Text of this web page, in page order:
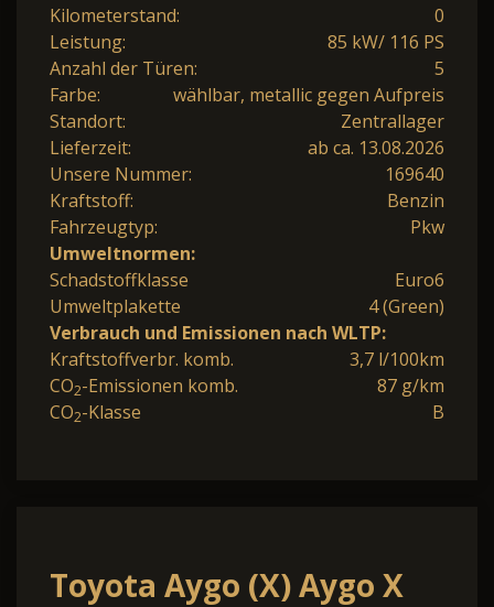
Kilometerstand:
0
Leistung:
85 kW/ 116 PS
Anzahl der Türen:
5
Farbe:
wählbar, metallic gegen Aufpreis
Standort:
Zentrallager
Lieferzeit:
ab ca. 13.08.2026
Unsere Nummer:
169640
Kraftstoff:
Benzin
Fahrzeugtyp:
Pkw
Umweltnormen:
Schadstoffklasse
Euro6
Umweltplakette
4 (Green)
Verbrauch und Emissionen nach WLTP:
Kraftstoffverbr. komb.
3,7 l/100km
CO2-Emissionen komb.
87 g/km
CO2-Klasse B
Toyota Aygo (X) Aygo X